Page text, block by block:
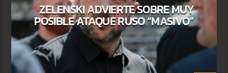
ZELENSKI ADVIERTE SOBRE MUY
POSIBLE ATAQUE RUSO “MASIVO”